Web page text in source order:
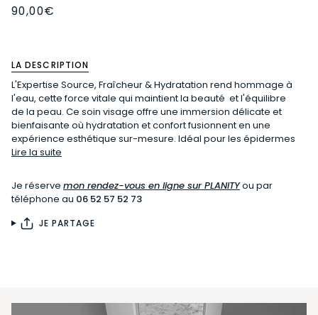
90,00€
LA DESCRIPTION
L'Expertise Source, Fraîcheur & Hydratation rend hommage à
l'eau, cette force vitale qui maintient la beauté et l'équilibre
de la peau. Ce soin visage offre une immersion délicate et
bienfaisante où hydratation et confort fusionnent en une
expérience esthétique sur-mesure. Idéal pour les épidermes
Lire la suite
Je réserve mon rendez-vous en ligne sur PLANITYou par
téléphone au 06 52 57 52 73
JE PARTAGE